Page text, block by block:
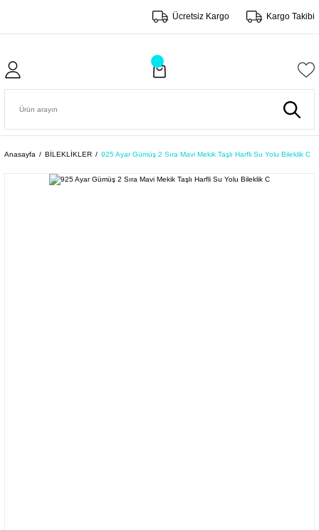
Ücretsiz Kargo Kargo Takibi
Anasayfa BİLEKLİKLER 925 Ayar Gümüş 2 Sıra Mavi Mekik Taşlı Harfli Su Yolu Bileklik C